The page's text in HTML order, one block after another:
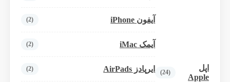
اپل
Apple
(24)
آیفون iPhone (2)
آیمک iMac (2)
ایرپادز AirPads (2)